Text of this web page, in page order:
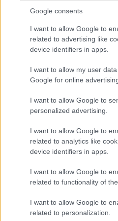
Google consents
I want to allow Google to
related to advertising like
device identifiers in apps.
I want to allow my user
Google for online
I want to allow Google to
personalized advertising.
I want to allow Google to
related to analytics like
device identifiers in apps.
I want to allow Google to
related to functionality of
I want to allow Google to
related to personalization.
Aki már unja az
Akit zavar a
#boss level #játszd
#frank grillo
#mel gibson
HIVATALOS: